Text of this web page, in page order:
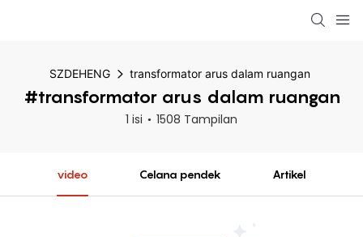
SZDEHENG transformator arus dalam ruangan
#transformator arus dalam ruangan
1 isi 1508 Tampilan
video Celana pendek Artikel